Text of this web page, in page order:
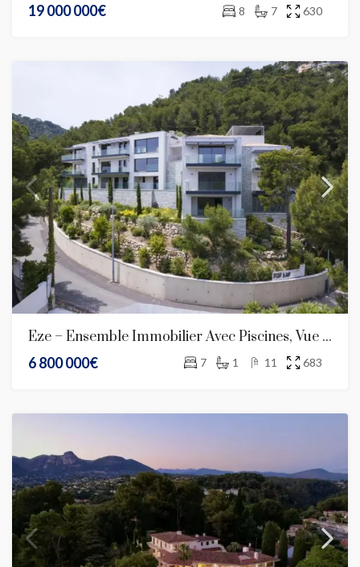
19 000 000€
8 7 630
Eze – Ensemble Immobilier Avec Piscines, Vue Mer Et 10 Stationnements
6 800 000€
7 1 11 683